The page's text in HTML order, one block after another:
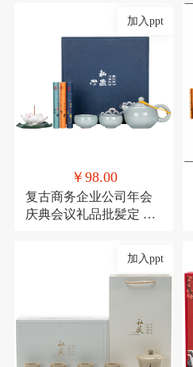
加入ppt
￥98.00
复古商务企业公司年会
庆典会议礼品批髪定 制
加入ppt